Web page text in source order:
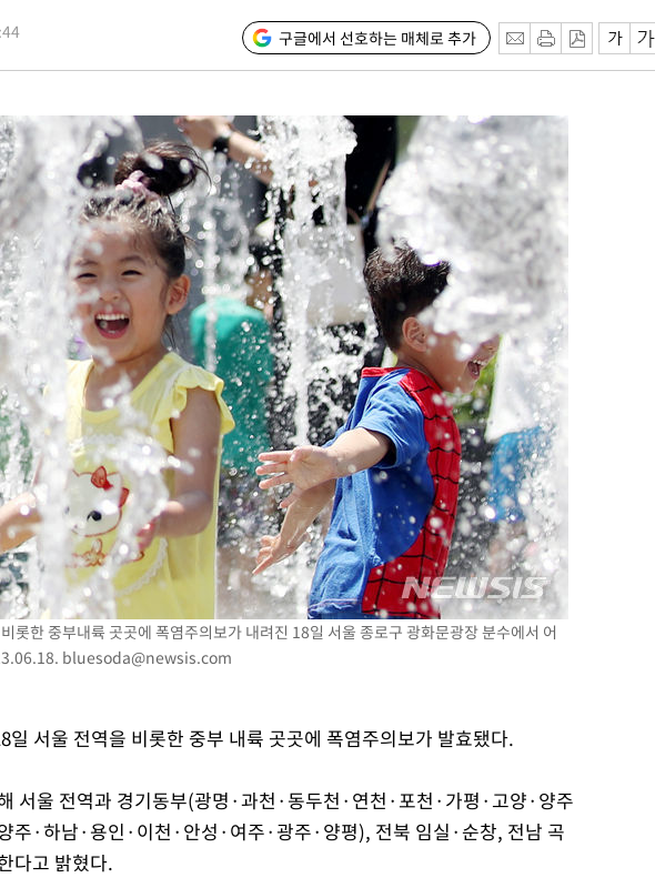
이 목표 아냐 " 밝혀
바논군 3명 폭발로 부상
계적인 선수 되길"
상륙 (1보)
선발 대신 '벤치 시작'
48.54%로 승리…정청래
로 승리…정청래
김민석, 대구 정청래 승리
표 김민석 47.37%·정청래
표 정청래 47.82%·김민석
표 김민석 승리…50.30%
혹 심판 조사"
우승…데뷔 10년 차에 첫
엄친 구렁이 '소동'
루카에 1-0 승리(종합)
만 뛰고 슈팅 0개
…'전례 없는 특급대우'
폭염 저감시설 '온도차'
량폭탄 폭발 사건
란이 목표 아냐 " 밝혀
화된 전선 상황 논의
구글에서 선호하는 매체로 추가
롯한 중부내륙 곳곳에 폭염주의보가 내려진 18일 서울 종로구 광화문광장 분수에서 어
bluesoda@newsis.com
서울 전역을 비롯한 중부 내륙 곳곳에 폭염주의보가 발효됐다.
서울 전역과 경기동부(광명·과천·동두천·연천·포천·가평·고양·양주
주·하남·용인·이천·안성·여주·광주·양평), 전북 임실·순창, 전남 곡
다고 밝혔다.